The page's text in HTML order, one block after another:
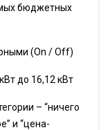
бюджетных
(On / Off)
до 16,12 кВт
– “ничего
и “цена-